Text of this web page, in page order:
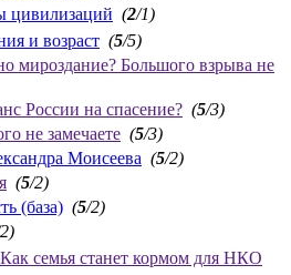
цивилизаций (2/1)
и возраст (5/5)
мироздание? Большого взрыва не
России на спасение? (5/3)
не замечаете (5/3)
Моисеева (5/2)
(5/2)
(база) (5/2)
семья станет кормом для НКО